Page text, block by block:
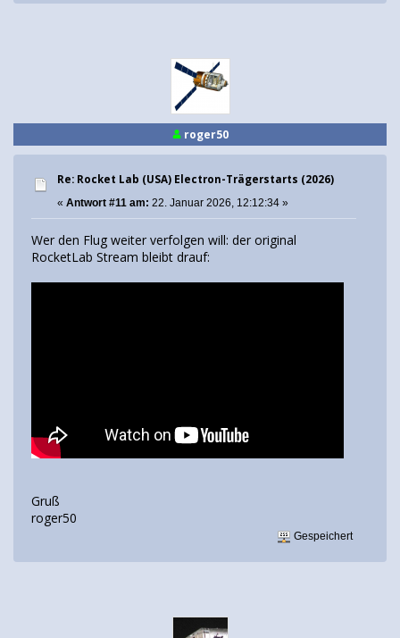
roger50
Re: Rocket Lab (USA) Electron-Trägerstarts (2026)
« Antwort #11 am: 22. Januar 2026, 12:12:34 »
Wer den Flug weiter verfolgen will: der original
RocketLab Stream bleibt drauf:
Gruß
roger50
Gespeichert